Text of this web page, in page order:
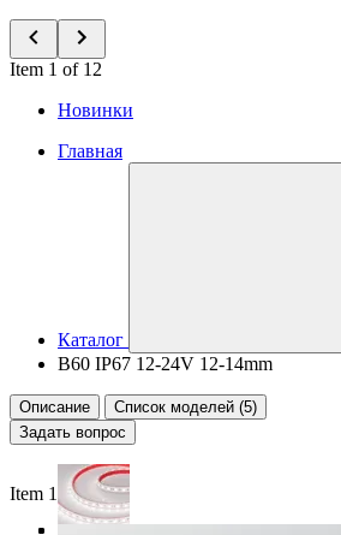
Item 1 of 12
Новинки
Главная
Каталог
B60 IP67 12-24V 12-14mm
Описание
Список моделей (5)
Задать вопрос
Item 1 of 4